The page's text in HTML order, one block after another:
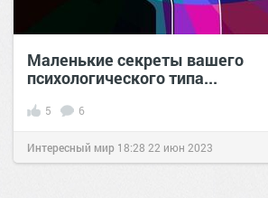
Маленькие секреты вашего
психологического типа...
5 6
Интересный мир 18:28 22 июн 2023